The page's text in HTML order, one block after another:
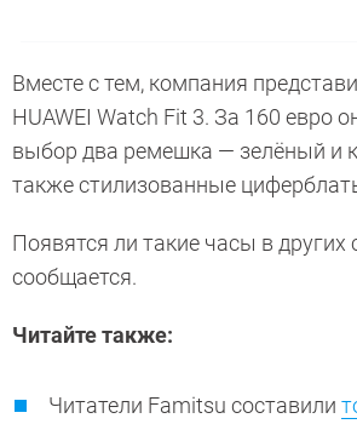
Вместе с тем, компания
HUAWEI Watch Fit 3. За 160 евро
выбор два ремешка — зелёный и
также стилизованные
Появятся ли такие часы в других
сообщается.
Читайте также:
Читатели Famitsu составили